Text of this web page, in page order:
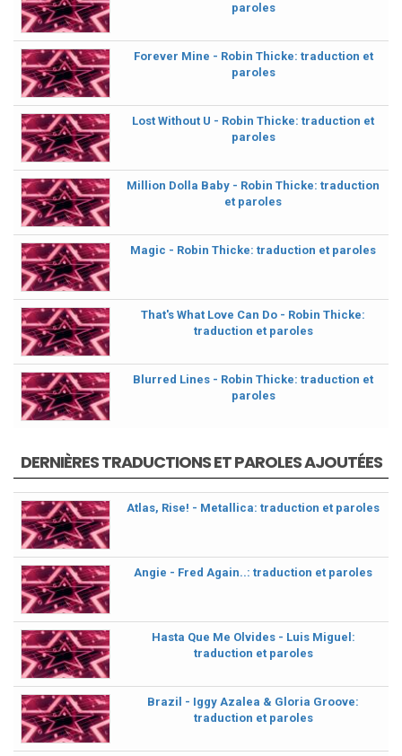
paroles
Forever Mine - Robin Thicke: traduction et
paroles
Lost Without U - Robin Thicke: traduction et
paroles
Million Dolla Baby - Robin Thicke: traduction
et paroles
Magic - Robin Thicke: traduction et paroles
That's What Love Can Do - Robin Thicke:
traduction et paroles
Blurred Lines - Robin Thicke: traduction et
paroles
DERNIÈRES TRADUCTIONS ET PAROLES AJOUTÉES
Atlas, Rise! - Metallica: traduction et paroles
Angie - Fred Again..: traduction et paroles
Hasta Que Me Olvides - Luis Miguel:
traduction et paroles
Brazil - Iggy Azalea & Gloria Groove:
traduction et paroles